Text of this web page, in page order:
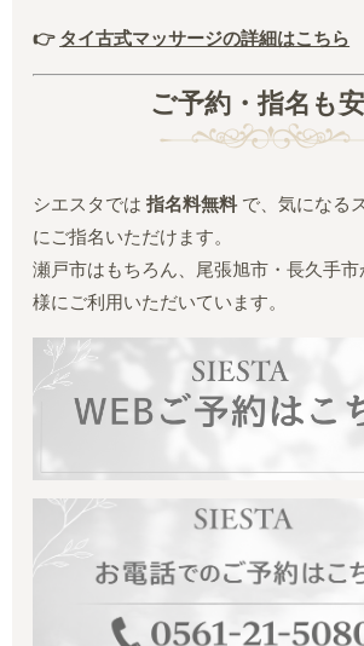
👉 タイ古式マッサージの詳細はこちら
ご予約・指名も
シエスタでは指名料無料 で、気になる
にご指名いただけます。
瀬戸市はもちろん、尾張旭市・長久手
様にご利用いただいています。